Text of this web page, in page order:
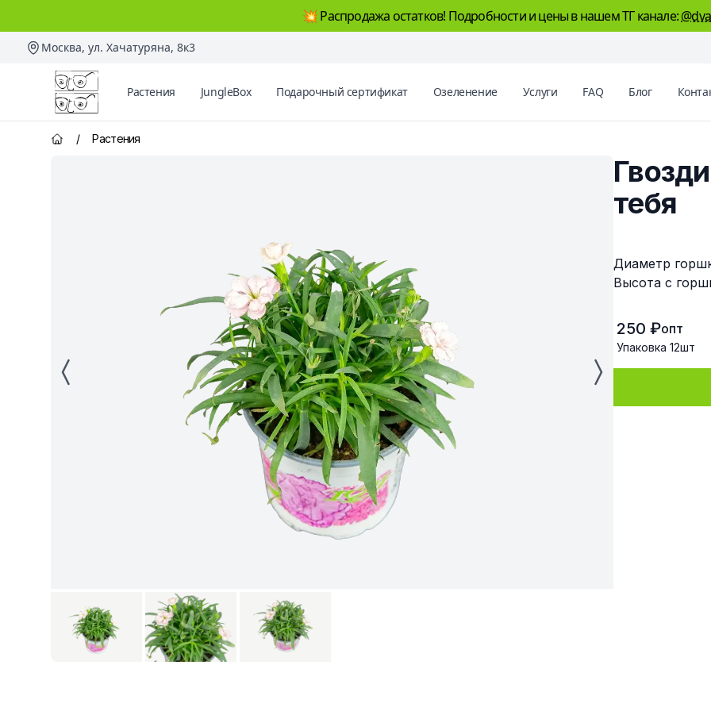
💥 Распродажа остатков! Подробности и цены в нашем ТГ канале:
Москва, ул. Хачатуряна, 8к3
Два Ботаника
Растения JungleBox Подарочный сертификат Озеленение Услуги FAQ Блог
Главная страница
/ Растения
тебя
Диаметр
Высота с
250 ₽опт
Упаковка12шт